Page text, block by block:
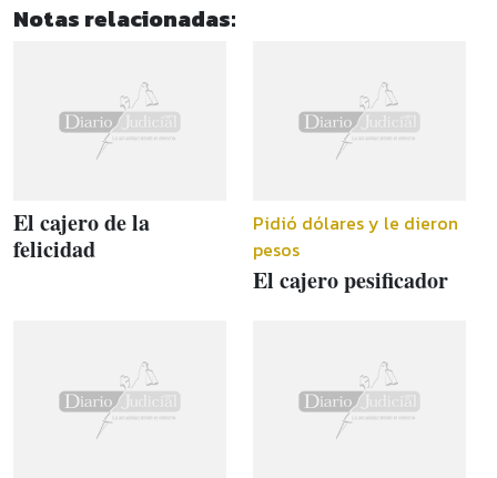
Notas relacionadas:
El cajero de la
felicidad
Pidió dólares y le dieron
pesos
El cajero pesificador